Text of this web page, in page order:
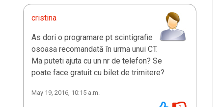
cristina
As dori o programare pt scintigrafie
osoasa recomandată în urma unui CT.
Ma puteti ajuta cu un nr de telefon? Se
poate face gratuit cu bilet de trimitere?
May 19, 2016, 10:15 a.m.